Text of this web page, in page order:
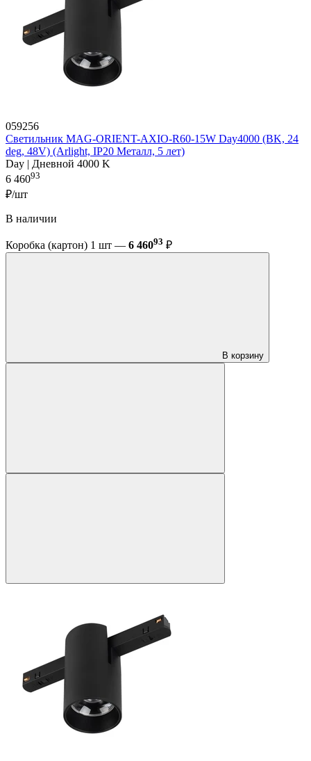
059256
Светильник MAG-ORIENT-AXIO-R60-15W Day4000 (BK, 24
deg, 48V) (Arlight, IP20 Металл, 5 лет)
Day | Дневной 4000 K
6 46093
₽/шт
В наличии
Коробка (картон) 1 шт — 6 46093 ₽
В корзину